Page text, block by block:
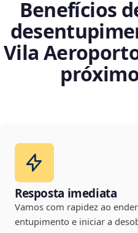
Benefícios
Vila
Resposta imediata
Vamos com rapidez ao
entupimento e iniciar a